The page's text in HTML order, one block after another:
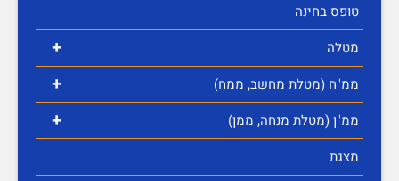
טופס בחינה
+ מטלה
+ ממ"ח (מטלת מחשב, ממח)
+
ממ"ן (מטלת מנחה, ממן)
מצגת